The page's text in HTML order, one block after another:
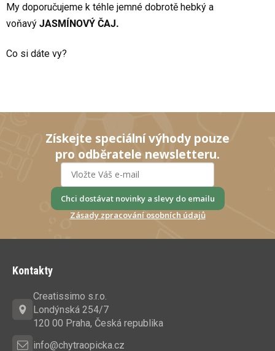
My doporučujeme k téhle jemné dobrotě hebký a
voňavý JASMÍNOVÝ ČAJ.
Co si dáte vy?
Získejte speciální výhody pouze
pro odběratele newsletteru.
Chci dostávat novinky a slevy do emailu
Zásady zpracování osobních údajů
Kontakty
Creatissimo s.r.o.
Londýnská 254/7
120 00 Praha, Česká republika
info@chytraopicka.cz